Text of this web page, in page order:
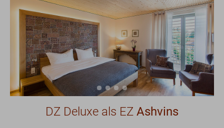
DZ Deluxe als EZ Ashvins